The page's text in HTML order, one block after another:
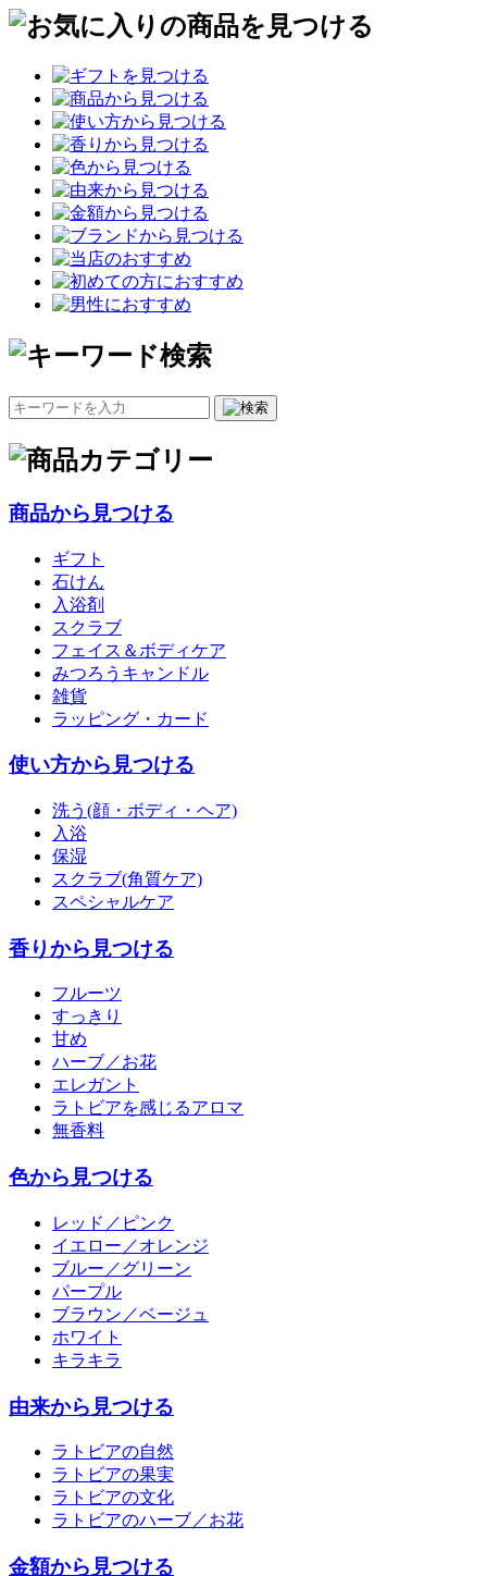
商品から見つける
ギフト
石けん
入浴剤
スクラブ
フェイス＆ボディケア
みつろうキャンドル
雑貨
ラッピング・カード
使い方から見つける
洗う(顔・ボディ・ヘア)
入浴
保湿
スクラブ(角質ケア)
スペシャルケア
香りから見つける
フルーツ
すっきり
甘め
ハーブ／お花
エレガント
ラトビアを感じるアロマ
無香料
色から見つける
レッド／ピンク
イエロー／オレンジ
ブルー／グリーン
パープル
ブラウン／ベージュ
ホワイト
キラキラ
由来から見つける
ラトビアの自然
ラトビアの果実
ラトビアの文化
ラトビアのハーブ／お花
金額から見つける